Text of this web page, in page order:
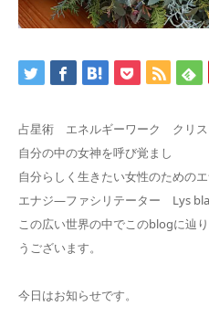
占星術 エネルギーワーク クリス
自分の中の女神を呼び覚まし
自分らしく生きたい女性のための
エナジ―ファシリテーター Lys
この広い世界の中でこのblogに辿
うございます。
今日はお知らせです。